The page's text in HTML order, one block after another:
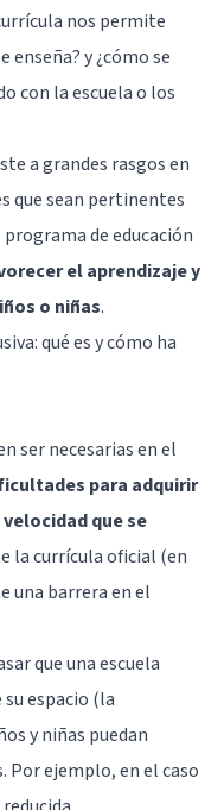
nos permite
enseña? y ¿cómo se
con la escuela o los
a grandes rasgos en
que sean pertinentes
de educación
el aprendizaje y
o niñas.
qué es y cómo ha
ser necesarias en el
para adquirir
que se
la currícula oficial (en
una barrera en el
que una escuela
espacio (la
y niñas puedan
Por ejemplo, en el caso